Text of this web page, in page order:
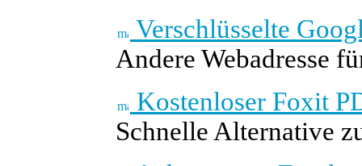
Verschlüsselte
Andere Webadresse
Kostenloser Foxit
Schnelle Alternative